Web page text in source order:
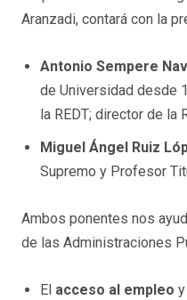
Aranzadi, contará con la
Antonio Sempere
de Universidad desde
la REDT; director de
Miguel Ángel Ruiz
Supremo y Profesor
Ambos ponentes nos
de las Administraciones
El acceso al empleo